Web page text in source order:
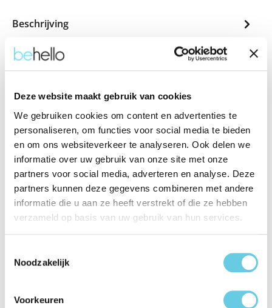
Deze website maakt gebruik van cookies
We gebruiken cookies om content en advertenties te
personaliseren, om functies voor social media te bieden
en om ons websiteverkeer te analyseren. Ook delen we
informatie over uw gebruik van onze site met onze
partners voor social media, adverteren en analyse. Deze
partners kunnen deze gegevens combineren met andere
informatie die u aan ze heeft verstrekt of die ze hebben
verzameld op basis van uw gebruik van hun services.
Noodzakelijk
Voorkeuren
Beschrijving
Eigenschappen
16e High impact glass screen protector"
Het scherm is een van de meest kwetsbare onderdelen van
je smartphone en een reparatie kan kostbaar zijn. Met deze
BeHello High impact glass screenprotector voor de iPhone
17e / 16e minimaliseer je de kans op schade aanzienlijk en
kun je langer plezier hebben van jouw telefoon.
Het ultra dunne design zorgt ervoor dat de touchscreen-
gevoeligheid en schermhelderheid niet worden beïnvloed,
hardheidsniveau van H9, is dit de screenprotector die je
telefoon verdient.
Bovendien is aanbrengen heel eenvoudig dankzij de